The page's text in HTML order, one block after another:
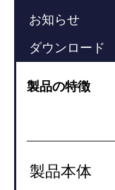
お知らせ
ダウンロード
製品の特徴
製品本体